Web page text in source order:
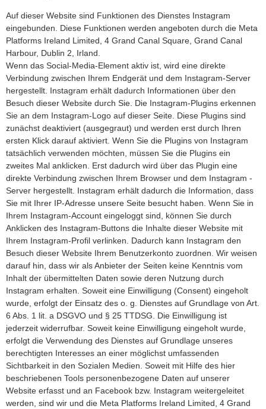
Auf dieser Website sind Funktionen des Dienstes Instagram
eingebunden. Diese Funktionen werden angeboten durch die Meta
Platforms Ireland Limited, 4 Grand Canal Square, Grand Canal
Harbour, Dublin 2, Irland.
Wenn das Social-Media-Element aktiv ist, wird eine direkte
Verbindung zwischen Ihrem Endgerät und dem Instagram-Server
hergestellt. Instagram erhält dadurch Informationen über den
Besuch dieser Website durch Sie. Die Instagram-Plugins erkennen
Sie an dem Instagram-Logo auf dieser Seite. Diese Plugins sind
zunächst deaktiviert (ausgegraut) und werden erst durch Ihren
ersten Klick darauf aktiviert. Wenn Sie die Plugins von Instagram
tatsächlich verwenden möchten, müssen Sie die Plugins ein
zweites Mal anklicken. Erst dadurch wird über das Plugin eine
direkte Verbindung zwischen Ihrem Browser und dem Instagram -
Server hergestellt. Instagram erhält dadurch die Information, dass
Sie mit Ihrer IP-Adresse unsere Seite besucht haben. Wenn Sie in
Ihrem Instagram-Account eingeloggt sind, können Sie durch
Anklicken des Instagram-Buttons die Inhalte dieser Website mit
Ihrem Instagram-Profil verlinken. Dadurch kann Instagram den
Besuch dieser Website Ihrem Benutzerkonto zuordnen. Wir weisen
darauf hin, dass wir als Anbieter der Seiten keine Kenntnis vom
Inhalt der übermittelten Daten sowie deren Nutzung durch
Instagram erhalten. Soweit eine Einwilligung (Consent) eingeholt
wurde, erfolgt der Einsatz des o. g. Dienstes auf Grundlage von Art.
6 Abs. 1 lit. a DSGVO und § 25 TTDSG. Die Einwilligung ist
jederzeit widerrufbar. Soweit keine Einwilligung eingeholt wurde,
erfolgt die Verwendung des Dienstes auf Grundlage unseres
berechtigten Interesses an einer möglichst umfassenden
Sichtbarkeit in den Sozialen Medien. Soweit mit Hilfe des hier
beschriebenen Tools personenbezogene Daten auf unserer
Website erfasst und an Facebook bzw. Instagram weitergeleitet
werden, sind wir und die Meta Platforms Ireland Limited, 4 Grand